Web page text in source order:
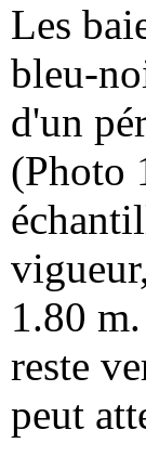
Les
bleu-
d'un
(Photo
1.80
reste
peut